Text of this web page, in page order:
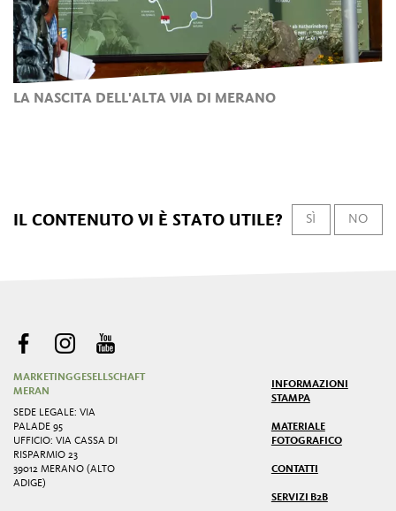
LA NASCITA DELL'ALTA VIA DI MERANO
IL CONTENUTO VI È STATO UTILE? SÌ NO
MARKETINGGESELLSCHAFT
MERAN
SEDE LEGALE: VIA
PALADE 95
UFFICIO: VIA CASSA DI
RISPARMIO 23
39012 MERANO (ALTO
ADIGE)
INFORMAZIONI
STAMPA
MATERIALE
FOTOGRAFICO
CONTATTI
SERVIZI B2B